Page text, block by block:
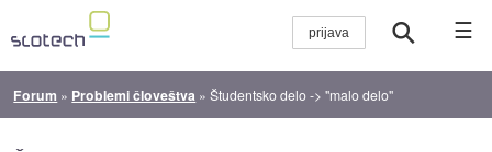
☰
Forum » Problemi človeštva »Študentsko delo -> "malo delo"